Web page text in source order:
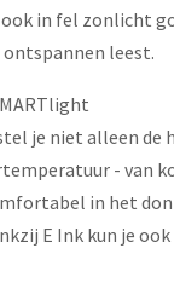
in fel zonlicht
leest.
je niet alleen de
- van
in het
E Ink kun je